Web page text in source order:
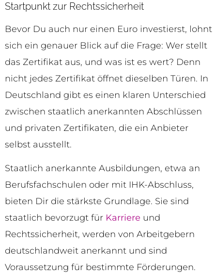
Startpunkt zur Rechtssicherheit
Bevor Du auch nur einen Euro investierst, lohnt
sich ein genauer Blick auf die Frage: Wer stellt
das Zertifikat aus, und was ist es wert? Denn
nicht jedes Zertifikat öffnet dieselben Türen. In
Deutschland gibt es einen klaren Unterschied
zwischen staatlich anerkannten Abschlüssen
und privaten Zertifikaten, die ein Anbieter
selbst ausstellt.
Staatlich anerkannte Ausbildungen, etwa an
Berufsfachschulen oder mit IHK-Abschluss,
bieten Dir die stärkste Grundlage. Sie sind
staatlich bevorzugt für Karriere und
Rechtssicherheit, werden von Arbeitgebern
deutschlandweit anerkannt und sind
Voraussetzung für bestimmte Förderungen.